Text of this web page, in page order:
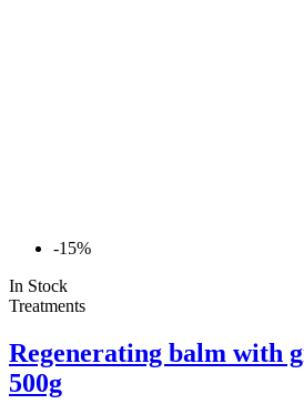
-15%
In Stock
Treatments
Regenerating balm with
500g